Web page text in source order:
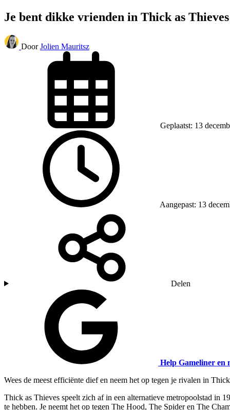
Je bent dikke vrienden in Thick as Thieves
Door Jolien Mauritsz
Geplaatst: 13
Aangepast: 13
Delen
Help Gameliner en
Wees de meest efficiënte dief en neem het op tegen je rivalen in
Thick as Thieves speelt zich af in een alternatieve metropoolstad in
te hebben. Je neemt het op tegen The Hood, The Spider en The